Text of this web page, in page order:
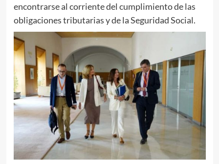
encontrarse al corriente del cumplimiento de las
obligaciones tributarias y de la Seguridad Social.